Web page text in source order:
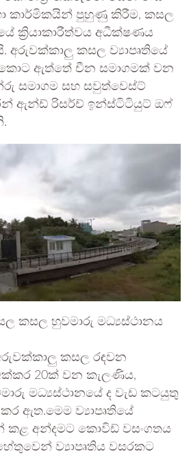
කාර්මිකයින් පුහුණු කිරීම, කසල
ක්‍රියාකාරීත්වය අධීක්ෂණය
අරුවක්කාලු කසල ව්‍යාපෘතියේ
කොට ඇත්තේ චීන සමාගමක් වන
සමාගම සහ සවුත්වෙස්ට්
ඇන්ඩ් රිසර්ච් ඉන්ස්ටිටියුට් ඔෆ්
කසල හුවමාරු මධ්‍යස්ථානය
කසල රඳවන
20ක් වන කැලණිය,
මධ්‍යස්ථානයේ ද වැඩ කටයුතු
ඇත.මෙම ව්‍යාපෘතියේ
කළ අන්දමට කොවිඩ් වසංගතය
ව්‍යාපෘතිය වසරකට